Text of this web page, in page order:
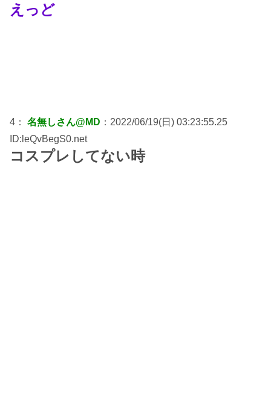
えっど
4： 名無しさん@MD ：2022/06/19(日) 03:23:55.25
ID:leQvBegS0.net
コスプレしてない時